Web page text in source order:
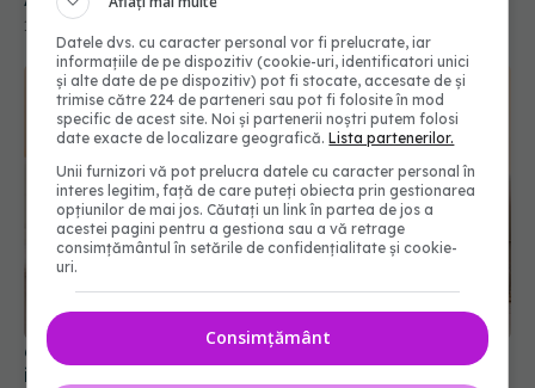
11 mar 2025, 13:25
6 obiceiuri simple de dimineață care reduc
inflamația
Datele dvs. cu caracter personal vor fi prelucrate, iar
informațiile de pe dispozitiv (cookie-uri, identificatori unici
și alte date de pe dispozitiv) pot fi stocate, accesate de și
trimise către 224 de parteneri sau pot fi folosite în mod
specific de acest site. Noi și partenerii noștri putem folosi
date exacte de localizare geografică.Lista partenerilor.
Unii furnizori vă pot prelucra datele cu caracter personal în
interes legitim, față de care puteți obiecta prin gestionarea
opțiunilor de mai jos. Căutați un link în partea de jos a
acestei pagini pentru a gestiona sau a vă retrage
consimțământul în setările de confidențialitate și cookie-
uri.
Consimțământ